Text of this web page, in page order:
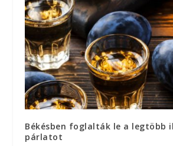
Békésben foglalták le a legtöbb
párlatot